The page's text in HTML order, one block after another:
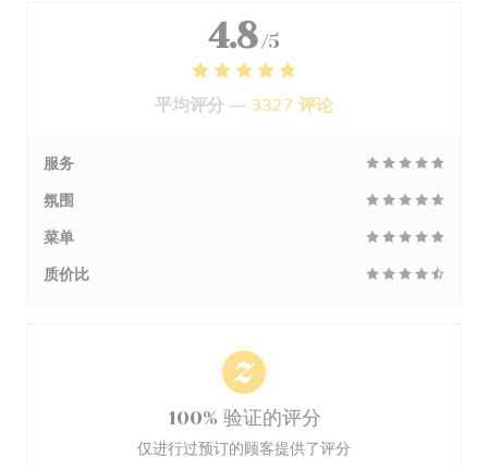
4.8 /5
平均评分 — 3327 评论
服务
氛围
菜单
质价比
100% 验证的评分
仅进行过预订的顾客提供了评分